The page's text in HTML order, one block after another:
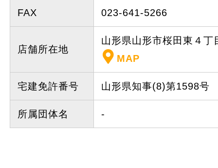
FAX 023-641-5266
店舗所在地
山形県山形市桜田東４
MAP
宅建免許番号 山形県知事(8)第1598号
所属団体名 -